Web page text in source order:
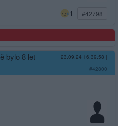
1 #42798
bylo 8 let 23.09.24 16:39:58 |
#42800